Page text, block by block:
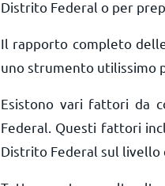
Distrito Federal o per
Il rapporto completo
uno strumento utilissimo
Esistono vari fattori da
Federal. Questi fattori
Distrito Federal sul